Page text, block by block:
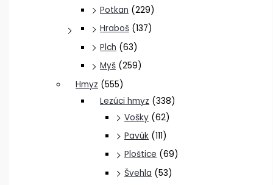
Potkan (229)
Hraboš (137)
Plch (63)
Myš (259)
Hmyz (555)
Lezúci hmyz (338)
Vošky (62)
Pavúk (111)
Ploštice (69)
Švehla (53)